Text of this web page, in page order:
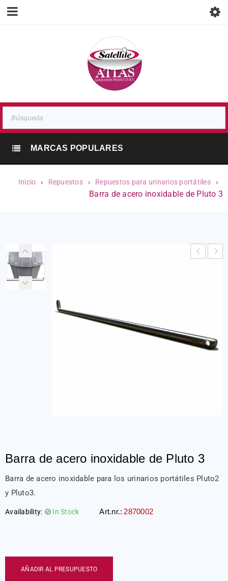
MARCAS POPULARES
Inicio › Repuestos › Repuestos para urinarios portátiles ›
Barra de acero inoxidable de Pluto 3
Barra de acero inoxidable de Pluto 3
Barra de acero inoxidable para los urinarios portátiles Pluto2
y Pluto3.
Availability: In Stock Art.nr.: 2870002
AÑADIR AL PRESUPUESTO